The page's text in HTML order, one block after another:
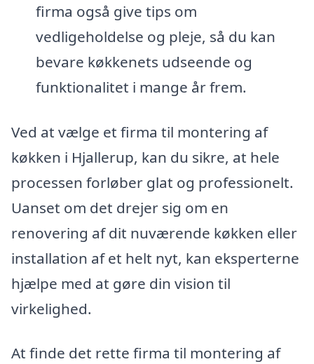
firma også give tips om
vedligeholdelse og pleje, så du kan
bevare køkkenets udseende og
funktionalitet i mange år frem.
Ved at vælge et firma til montering af
køkken i Hjallerup, kan du sikre, at hele
processen forløber glat og professionelt.
Uanset om det drejer sig om en
renovering af dit nuværende køkken eller
installation af et helt nyt, kan eksperterne
hjælpe med at gøre din vision til
virkelighed.
At finde det rette firma til montering af